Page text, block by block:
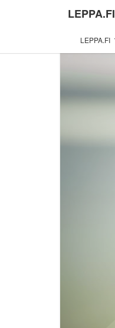
LEPPA.FI
LEPPA.FI